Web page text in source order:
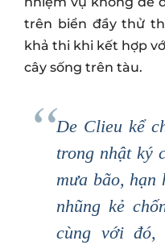
trên biển đầy thử
khả thi khi kết hợp
cây sống trên tàu.
De Clieu kể
trong nhật ký
mưa bão, hạn
nhũng kẻ
cùng với đó,